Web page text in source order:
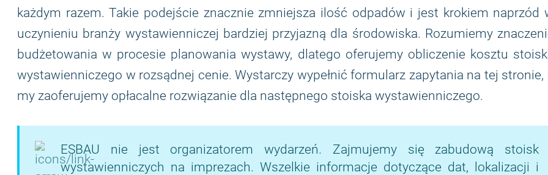
każdym razem. Takie podejście znacznie zmniejsza ilość odpadów i jest krokiem naprzód
uczynieniu branży wystawienniczej bardziej przyjazną dla środowiska. Rozumiemy
budżetowania w procesie planowania wystawy, dlatego oferujemy obliczenie kosztu
wystawienniczego w rozsądnej cenie. Wystarczy wypełnić formularz zapytania na tej stronie,
my zaoferujemy opłacalne rozwiązanie dla następnego stoiska wystawienniczego.
ESBAU nie jest organizatorem wydarzeń. Zajmujemy się zabudową stoisk
wystawienniczych na imprezach. Wszelkie informacje dotyczące dat, lokalizacji i